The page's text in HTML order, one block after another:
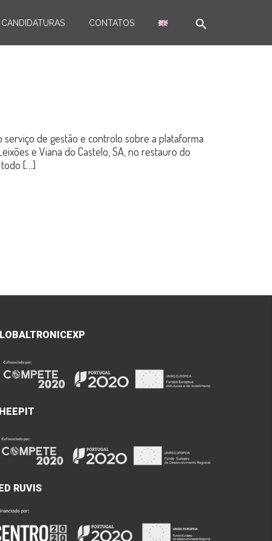
CANDIDATURAS CONTATOS search
de gestão e controlo sobre a plataforma
e Viana do Castelo, SA, no restauro do
todo […]
RUVIS